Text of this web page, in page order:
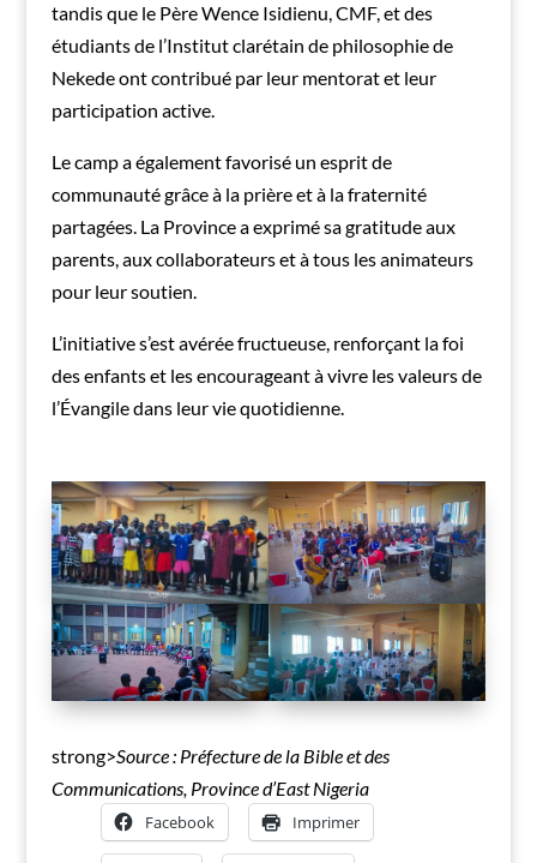
tandis que le Père Wence Isidienu, CMF, et des
étudiants de l’Institut clarétain de philosophie de
Nekede ont contribué par leur mentorat et leur
participation active.
Le camp a également favorisé un esprit de
communauté grâce à la prière et à la fraternité
partagées. La Province a exprimé sa gratitude aux
parents, aux collaborateurs et à tous les animateurs
pour leur soutien.
L’initiative s’est avérée fructueuse, renforçant la foi
des enfants et les encourageant à vivre les valeurs de
l’Évangile dans leur vie quotidienne.
strong>Source : Préfecture de la Bible et des
Communications, Province d’East Nigeria
Facebook Imprimer